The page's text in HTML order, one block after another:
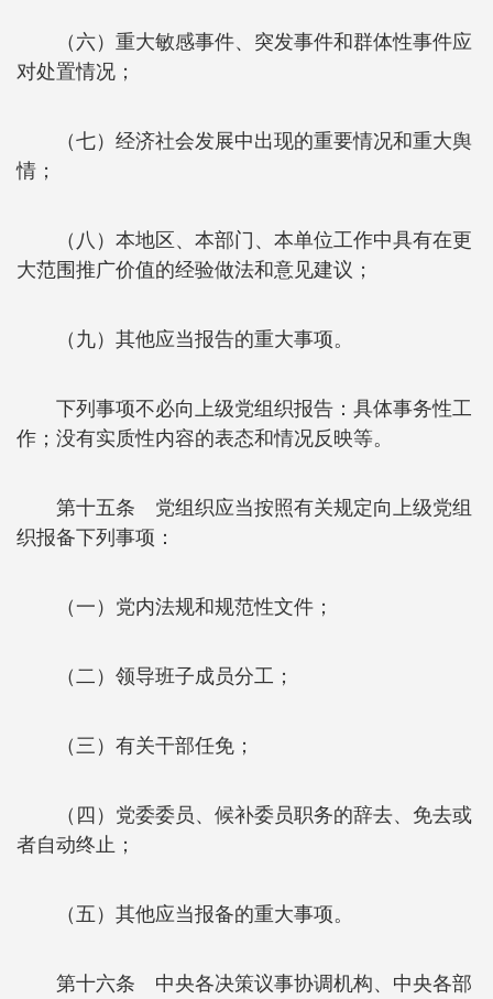
（六）重大敏感事件、突发事件和群体性事件应
对处置情况；
（七）经济社会发展中出现的重要情况和重大舆
情；
（八）本地区、本部门、本单位工作中具有在更
大范围推广价值的经验做法和意见建议；
（九）其他应当报告的重大事项。
下列事项不必向上级党组织报告：具体事务性工
作；没有实质性内容的表态和情况反映等。
第十五条 党组织应当按照有关规定向上级党组
织报备下列事项：
（一）党内法规和规范性文件；
（二）领导班子成员分工；
（三）有关干部任免；
（四）党委委员、候补委员职务的辞去、免去或
者自动终止；
（五）其他应当报备的重大事项。
第十六条 中央各决策议事协调机构、中央各部